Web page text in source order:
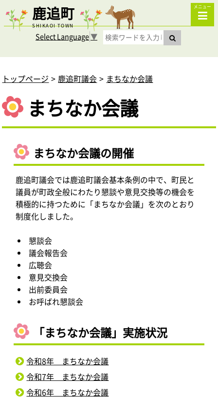
鹿追町
SHIKAOI TOWN
メニュー
Select Language▼
トップページ 鹿追町議会 まちなか会議
まちなか会議
まちなか会議の開催
鹿追町議会では鹿追町議会基本条例の中で、町民と
議員が町政全般にわたり懇談や意見交換等の機会を
積極的に持つために「まちなか会議」を次のとおり
制度化しました。
懇談会
議会報告会
広聴会
意見交換会
出前委員会
お呼ばれ懇談会
「まちなか会議」実施状況
令和8年 まちなか会議
令和7年 まちなか会議
令和6年 まちなか会議